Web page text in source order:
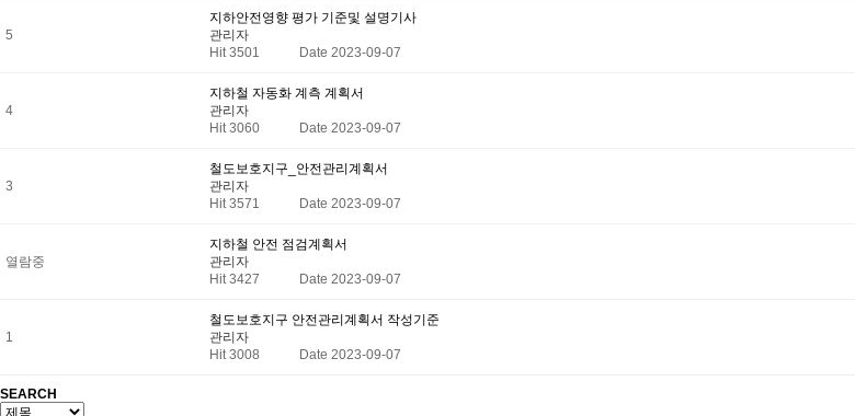
5
지하안전영향 평가 기준및 설명기사
관리자
Hit 3501
Date 2023-09-07
4
지하철 자동화 계측 계획서
관리자
Hit 3060
Date 2023-09-07
3
철도보호지구_안전관리계획서
관리자
Hit 3571
Date 2023-09-07
열람중
지하철 안전 점검계획서
관리자
Hit 3427
Date 2023-09-07
1
철도보호지구 안전관리계획서 작성기준
관리자
Hit 3008
Date 2023-09-07
SEARCH